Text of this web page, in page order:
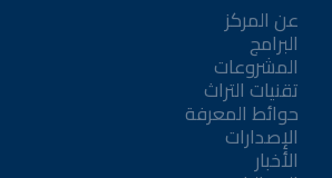
عن المركز
البرامج
المشروعات
تقنيات التراث
حوائط المعرفة
الإصدارات
الأخبار